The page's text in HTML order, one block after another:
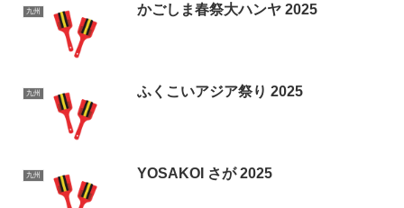
九州 かごしま春祭大ハンヤ 2025
九州 ふくこいアジア祭り 2025
九州 YOSAKOI さが 2025